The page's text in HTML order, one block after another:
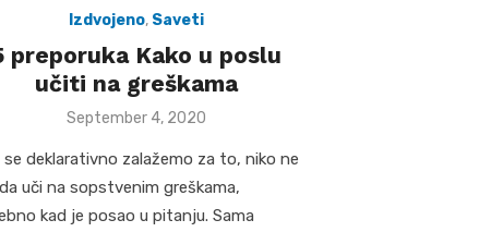
Izdvojeno, Saveti
preporuka Kako u poslu
učiti na greškama
Posted
September 4, 2020
se deklarativno zalažemo za to, niko ne
uči na sopstvenim greškama,
kad je posao u pitanju. Sama